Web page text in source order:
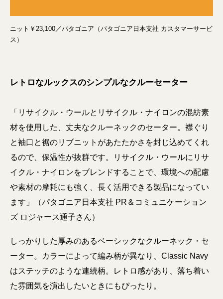
ニット￥23,100／パタゴニア（パタゴニア日本支社 カスタマーサービ
ス）
レトロなルックスのシンプルなクルーセーター
「リサイクル・ウールとリサイクル・ナイロンの混紡素
材を使用した、丈夫なクルーネックのセーター。襟ぐり
と袖口と裾のリブニットがあたたかさを封じ込めてくれ
るので、保温性が抜群です。リサイクル・ウールにリサ
イクル・ナイロンをブレンドすることで、環境への配慮
や素材の摩耗にも強く、長く活用できる製品になってい
ます」（パタゴニア日本支社 PR＆コミュニケーション
ズ ロジャース通子さん）
しっかりした厚みのあるベーシックなクルーネック・セ
ーター。カラーによって編み柄が異なり、Classic Navy
はステッチのような連続柄。レトロ感があり、落ち着い
た雰囲気を演出したいときにもぴったり。